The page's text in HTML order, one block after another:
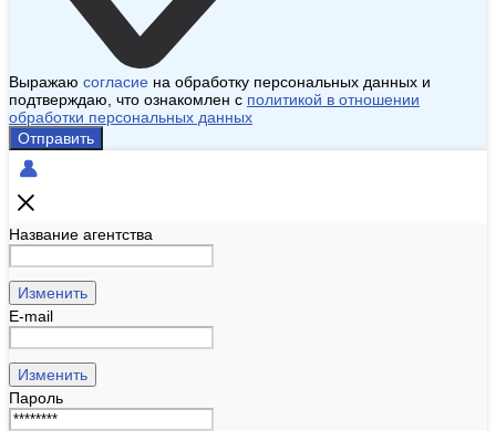
Выражаю согласие на обработку персональных данных и
подтверждаю, что ознакомлен с политикой в отношении
обработки персональных данных
Отправить
Название агентства
Изменить
E-mail
Изменить
Пароль